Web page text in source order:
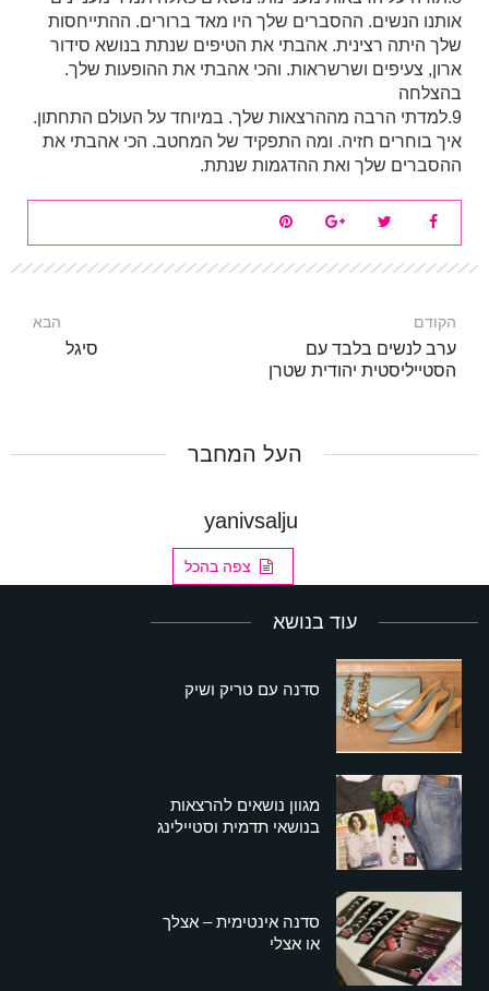
אותנו הנשים. ההסברים שלך היו מאד ברורים. ההתייחסות
שלך היתה רצינית. אהבתי את הטיפים שנתת בנושא סידור
ארון, צעיפים ושרשראות. והכי אהבתי את ההופעות שלך.
בהצלחה
9.למדתי הרבה מההרצאות שלך. במיוחד על העולם התחתון.
איך בוחרים חזיה. ומה התפקיד של המחטב. הכי אהבתי את
ההסברים שלך ואת ההדגמות שנתת.
הקודם
ערב לנשים בלבד עם
הסטייליסטית יהודית שטרן
הבא
סיגל
העל המחבר
yanivsalju
צפה בהכל
עוד בנושא
סדנה עם טריק ושיק
מגוון נושאים להרצאות
בנושאי תדמית וסטיילינג
סדנה אינטימית – אצלך
או אצלי